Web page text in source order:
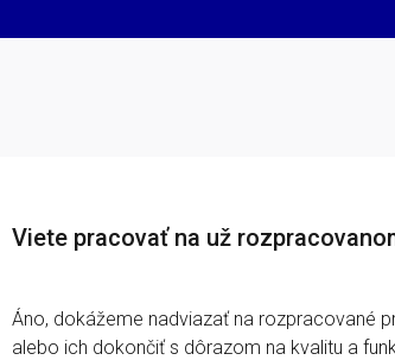
Viete pracovať na už
Áno, dokážeme nadviazať na rozpracované
alebo ich dokončiť s dôrazom na kvalitu a